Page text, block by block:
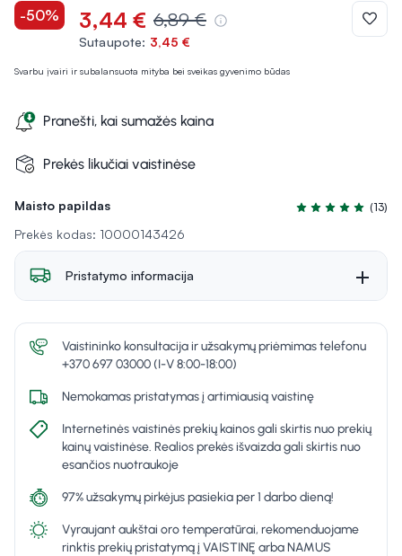
Maisto papildas
Įvertinimas 5.0 iš
(13)
Prekės kodas: 10000143426
Svarbu įvairi ir subalansuota mityba bei sveikas gyvenimo būdas
-50% 3,44 € 6,89 €
Sutaupote: 3,45 €
Pranešti, kai sumažės kaina
Prekės likučiai vaistinėse
Pristatymo informacija
Vaistininko konsultacija ir užsakymų priėmimas telefonu
+370 697 03000 (I-V 8:00-18:00)
Nemokamas pristatymas į artimiausią vaistinę
Internetinės vaistinės prekių kainos gali skirtis nuo prekių
kainų vaistinėse. Realios prekės išvaizda gali skirtis nuo
esančios nuotraukoje
97% užsakymų pirkėjus pasiekia per 1 darbo dieną!
Vyraujant aukštai oro temperatūrai, rekomenduojame
rinktis prekių pristatymą į VAISTINĘ arba NAMUS